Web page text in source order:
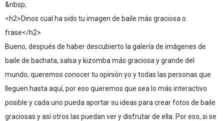
&nbsp;
<h2>Dinos cual ha sido tu imagen de baile más graciosa o
frase</h2>
Bueno, después de haber descubierto la galería de imágenes de
baile de bachata, salsa y kizomba más graciosa y grande del
mundo, queremos conocer tu opinión yo y todas las personas que
lleguen hasta aquí, por eso queremos que sea lo más interactivo
posible y cada uno pueda aportar su ideas para crear fotos de baile
graciosas y así otros las puedan ver y disfrutar de ella. Por eso, si se